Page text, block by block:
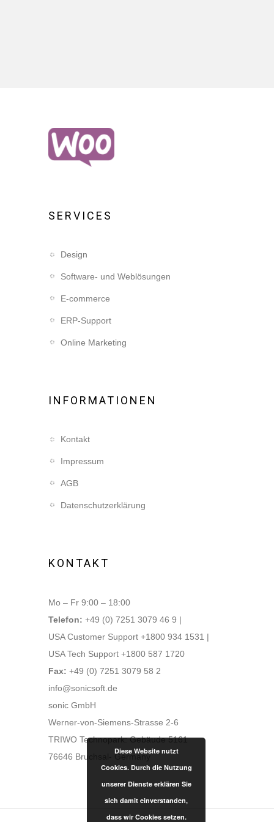
SERVICES
Design
Software- und Weblösungen
E-commerce
ERP-Support
Online Marketing
INFORMATIONEN
Kontakt
Impressum
AGB
Datenschutzerklärung
KONTAKT
Mo – Fr 9:00 – 18:00
Telefon: +49 (0) 7251 3079 46 9 |
USA Customer Support +1800 934 1531 |
USA Tech Support +1800 587 1720
Fax: +49 (0) 7251 3079 58 2
info@sonicsoft.de
sonic GmbH
Werner-von-Siemens-Strasse 2-6
TRIWO Technopark: Gebäude 5161
76646 Bruchsal- Germany
Diese Website nutzt
Cookies. Durch die Nutzung
unserer Dienste erklären Sie
sich damit einverstanden,
dass wir Cookies setzen.